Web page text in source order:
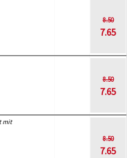
8.50
7.65
8.50
7.65
mit
8.50
7.65